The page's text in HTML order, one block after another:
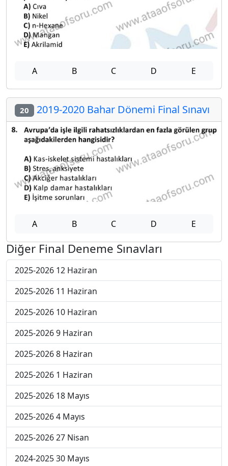
A B C D E
20 2019-2020 Bahar Dönemi Final Sınavı
A B C D E
Diğer Final Deneme Sınavları
2025-2026 12 Haziran
2025-2026 11 Haziran
2025-2026 10 Haziran
2025-2026 9 Haziran
2025-2026 8 Haziran
2025-2026 1 Haziran
2025-2026 18 Mayıs
2025-2026 4 Mayıs
2025-2026 27 Nisan
2024-2025 30 Mayıs